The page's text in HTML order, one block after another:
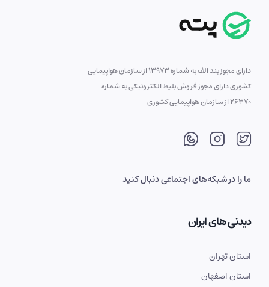
دارای مجوز بند الف به شماره 13973 از سازمان هواپیمایی
کشوری دارای مجوز فروش بلیط الکترونیکی به شماره
26370 از سازمان هواپیمایی کشوری
ما را در شبکه‌های اجتماعی دنبال کنید
دیدنی های ایران
استان تهران
استان اصفهان